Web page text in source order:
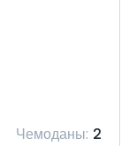
Чемоданы: 2